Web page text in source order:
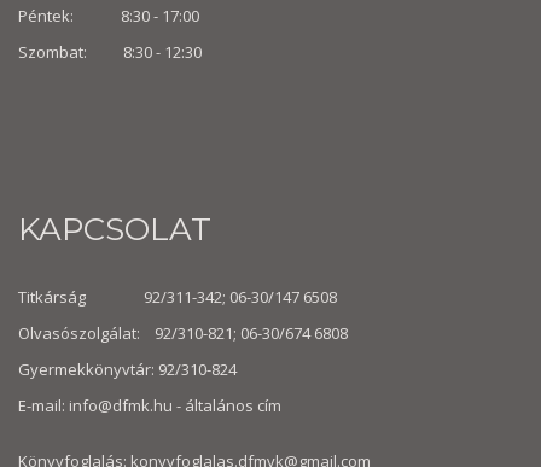
Péntek: 8:30 - 17:00
Szombat: 8:30 - 12:30
KAPCSOLAT
Titkárság 92/311-342; 06-30/147 6508
Olvasószolgálat: 92/310-821; 06-30/674 6808
Gyermekkönyvtár: 92/310-824
E-mail: info@dfmk.hu - általános cím
Könyvfoglalás: konyvfoglalas.dfmvk@gmail.com